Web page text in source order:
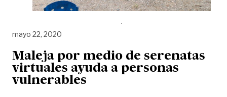
mayo 22, 2020
Maleja por medio de serenatas
virtuales ayuda a personas
vulnerables